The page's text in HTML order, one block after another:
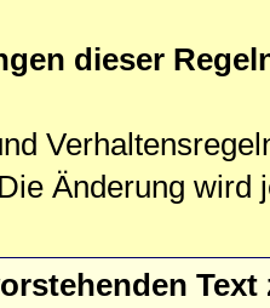
dieser
Änderung